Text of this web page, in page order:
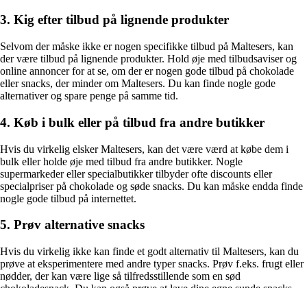
3. Kig efter tilbud på lignende produkter
Selvom der måske ikke er nogen specifikke tilbud på Maltesers, kan
der være tilbud på lignende produkter. Hold øje med tilbudsaviser og
online annoncer for at se, om der er nogen gode tilbud på chokolade
eller snacks, der minder om Maltesers. Du kan finde nogle gode
alternativer og spare penge på samme tid.
4. Køb i bulk eller på tilbud fra andre butikker
Hvis du virkelig elsker Maltesers, kan det være værd at købe dem i
bulk eller holde øje med tilbud fra andre butikker. Nogle
supermarkeder eller specialbutikker tilbyder ofte discounts eller
specialpriser på chokolade og søde snacks. Du kan måske endda finde
nogle gode tilbud på internettet.
5. Prøv alternative snacks
Hvis du virkelig ikke kan finde et godt alternativ til Maltesers, kan du
prøve at eksperimentere med andre typer snacks. Prøv f.eks. frugt eller
nødder, der kan være lige så tilfredsstillende som en sød